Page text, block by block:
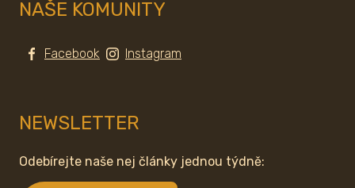
NAŠE KOMUNITY
Facebook Instagram
NEWSLETTER
Odebírejte naše nej články jednou týdně: